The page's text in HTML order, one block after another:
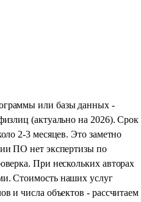
или базы данных -
(актуально на 2026). Срок
2-3 месяцев. Это заметно
ПО нет экспертизы по
При нескольких авторах
Стоимость наших услуг
и числа объектов - рассчитаем